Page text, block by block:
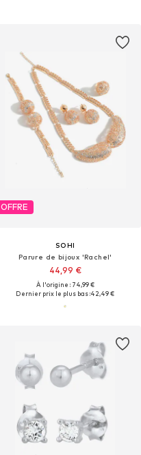
OFFRE
SOHI
Parure de bijoux 'Rachel'
44,99 €
À l'origine : 74,99 €
Dernier prix le plus bas :42,49 €